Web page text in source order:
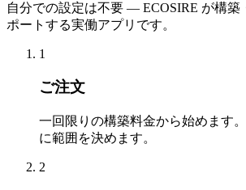
自分での設定は不要 — ECOSIRE が構築
ポートする実働アプリです。
1
ご注文
一回限りの構築料金から始めます
に範囲を決めます。
2